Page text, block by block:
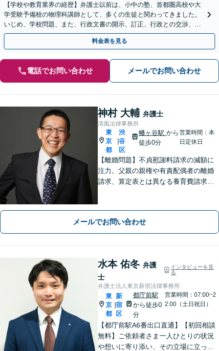
【学校や教育業界の経歴】弁護士以前は、小中の塾、首都圏高校や大
学受験予備校の物理科講師として、多くの生徒と関わってきました。
いじめ、学校問題、また、行政文書の開示、訂正、行政との交渉、行
政不服審査、行政訴訟などは、ぜひご相談ください。
料金表を見る
電話でお問い合わせ メールでお問い合わせ
神村 大輔 弁護士
清風法律事務所
東
京
都
|
渋
谷
区
幡ヶ谷駅 から
徒歩0分
営業時間：本
日定休日
【離婚問題】不貞慰謝料請求の減額に
注力。父親の親権や有責配偶者の離婚
請求、算定表とは異なる養育費請求な
したい方、離婚したい外国人配偶者の
方にも対応。最後まで粘り強くサポー
トします。
メールでお問い合わせ
水本 佑冬 弁護
士
インタビューを見
る
弁護士法人東京新宿法律事務所
東
京
都
|
新
宿
区
都庁前駅
から徒歩0
分
営業時間：07:00~2
2:00（土日祝日）
【都庁前駅A6番出口直通】【初回相談
無料】ご依頼者さま一人ひとりの状況
や想いに寄り添い、その立場に立って